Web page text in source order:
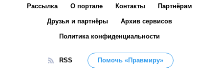
Рассылка О портале Контакты Партнёрам
Друзья и партнёры Архив сервисов
Политика конфиденциальности
RSS Помочь «Правмиру»